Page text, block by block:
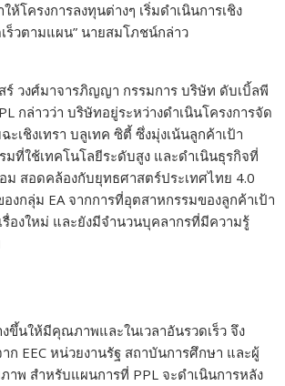
ห้โครงการลงทุนต่างๆ เริ่มดำเนินการเชิง
ร็วตามแผน” นายสมโภชน์กล่าว
ร์ วงศ์มาจารภิญญา กรรมการ บริษัท ดับเบิ้ลพี
กล่าวว่า บริษัทอยู่ระหว่างดำเนินโครงการจัด
เชิงเทรา บลูเทค ซิตี้ ซึ่งมุ่งเน้นลูกค้าเป้า
ที่ใช้เทคโนโลยีระดับสูง และดำเนินธุรกิจที่
ม สอดคล้องกับยุทธศาสตร์ประเทศไทย 4.0
งกลุ่ม EA จากการที่อุตสาหกรรมของลูกค้าเป้า
รื่องใหม่ และยังมีจำนวนบุคลากรที่มีความรู้
งขึ้นให้มีคุณภาพและในเวลาอันรวดเร็ว จึง
ก EEC หน่วยงานรัฐ สถาบันการศึกษา และผู้
าพ สำหรับแผนการที่ PPL จะดำเนินการหลัง